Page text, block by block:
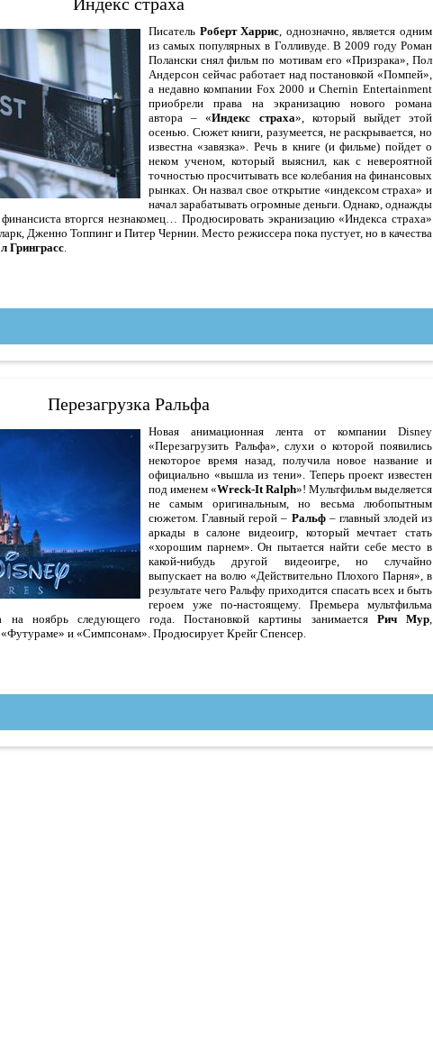
Писатель Роберт Харрис, однозначно, является одним
из самых популярных в Голливуде. В 2009 году Роман
Полански снял фильм по мотивам его «Призрака», Пол
Андерсон сейчас работает над постановкой «Помпей»,
а недавно компании Fox 2000 и Chernin Entertainment
приобрели права на экранизацию нового романа
автора – «Индекс страха», который выйдет этой
осенью. Сюжет книги, разумеется, не раскрывается, но
известна «завязка». Речь в книге (и фильме) пойдет о
неком ученом, который выяснил, как с невероятной
точностью просчитывать все колебания на финансовых
рынках. Он назвал свое открытие «индексом страха» и
начал зарабатывать огромные деньги. Однако, однажды
вторгся незнакомец… Продюсировать экранизацию «Индекса страха»
Дженно Топпинг и Питер Чернин. Место режиссера пока пустует, но в качества
Гринграсс.
Перезагрузка Ральфа
Новая анимационная лента от компании Disney
«Перезагрузить Ральфа», слухи о которой появились
некоторое время назад, получила новое название и
официально «вышла из тени». Теперь проект известен
под именем «Wreck-It Ralph»! Мультфильм выделяется
не самым оригинальным, но весьма любопытным
сюжетом. Главный герой – Ральф– главный злодей из
аркады в салоне видеоигр, который мечтает стать
«хорошим парнем». Он пытается найти себе место в
какой-нибудь другой видеоигре, но случайно
выпускает на волю «Действительно Плохого Парня», в
результате чего Ральфу приходится спасать всех и быть
героем уже по-настоящему. Премьера мультфильма
на ноябрь следующего года. Постановкой картины занимается Рич Мур,
и «Симпсонам». Продюсирует Крейг Спенсер.